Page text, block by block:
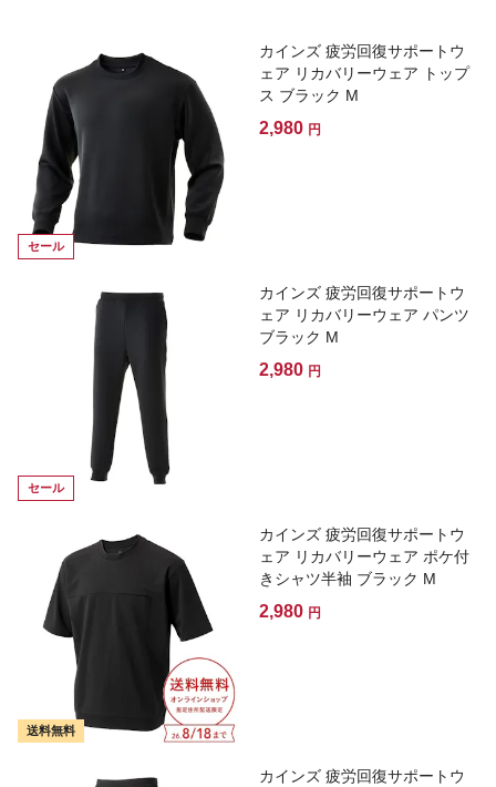
セール
カインズ 疲労回復サポートウ
ェア リカバリーウェア トップ
ス ブラック M
2,980 円
セール
カインズ 疲労回復サポートウ
ェア リカバリーウェア パンツ
ブラック M
2,980 円
送料無料
カインズ 疲労回復サポートウ
ェア リカバリーウェア ポケ付
きシャツ半袖 ブラック M
2,980 円
カインズ 疲労回復サポートウ